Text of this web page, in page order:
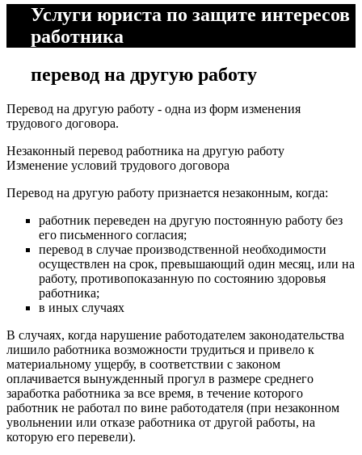
Услуги юриста по защите интересов
работника
перевод на другую работу
Перевод на другую работу - одна из форм изменения
трудового договора.
Незаконный перевод работника на другую работу
Изменение условий трудового договора
Перевод на другую работу признается незаконным, когда:
работник переведен на другую постоянную работу без
его письменного согласия;
перевод в случае производственной необходимости
осуществлен на срок, превышающий один месяц, или на
работу, противопоказанную по состоянию здоровья
работника;
в иных случаях
В случаях, когда нарушение работодателем законодательства
лишило работника возможности трудиться и привело к
материальному ущербу, в соответствии с законом
оплачивается вынужденный прогул в размере среднего
заработка работника за все время, в течение которого
работник не работал по вине работодателя (при незаконном
увольнении или отказе работника от другой работы, на
которую его перевели).